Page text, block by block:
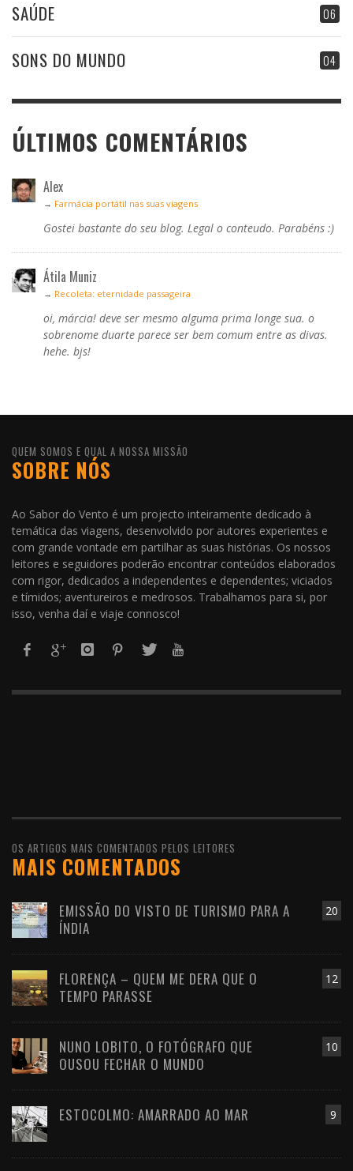
06
SAÚDE
04
SONS DO MUNDO
ÚLTIMOS COMENTÁRIOS
Alex
→ Farmácia portátil nas suas viagens
Gostei bastante do seu blog. Legal o conteudo. Parabéns :)
Átila Muniz
→ Recoleta: eternidade passageira
oi, márcia! deve ser mesmo alguma prima longe sua. o
sobrenome duarte parece ser bem comum entre as divas.
hehe. bjs!
QUEM SOMOS E QUAL A NOSSA MISSÃO
SOBRE NÓS
Ao Sabor do Vento é um projecto inteiramente dedicado à
temática das viagens, desenvolvido por autores experientes e
com grande vontade em partilhar as suas histórias. Os nossos
leitores e seguidores poderão encontrar conteúdos elaborados
com rigor, dedicados a independentes e dependentes; viciados
e tímidos; aventureiros e medrosos. Trabalhamos para si, por
isso, venha daí e viaje connosco!
OS ARTIGOS MAIS COMENTADOS PELOS LEITORES
MAIS COMENTADOS
20
EMISSÃO DO VISTO DE TURISMO PARA A
ÍNDIA
12
FLORENÇA – QUEM ME DERA QUE O
TEMPO PARASSE
10
NUNO LOBITO, O FOTÓGRAFO QUE
OUSOU FECHAR O MUNDO
9
ESTOCOLMO: AMARRADO AO MAR